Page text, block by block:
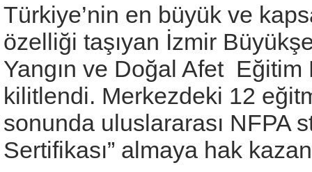
Türkiye’nin en büyük ve
özelliği taşıyan İzmir
Yangın ve Doğal Afet Eğitim
kilitlendi. Merkezdeki 12
sonunda uluslararası NFPA
Sertifikası” almaya hak